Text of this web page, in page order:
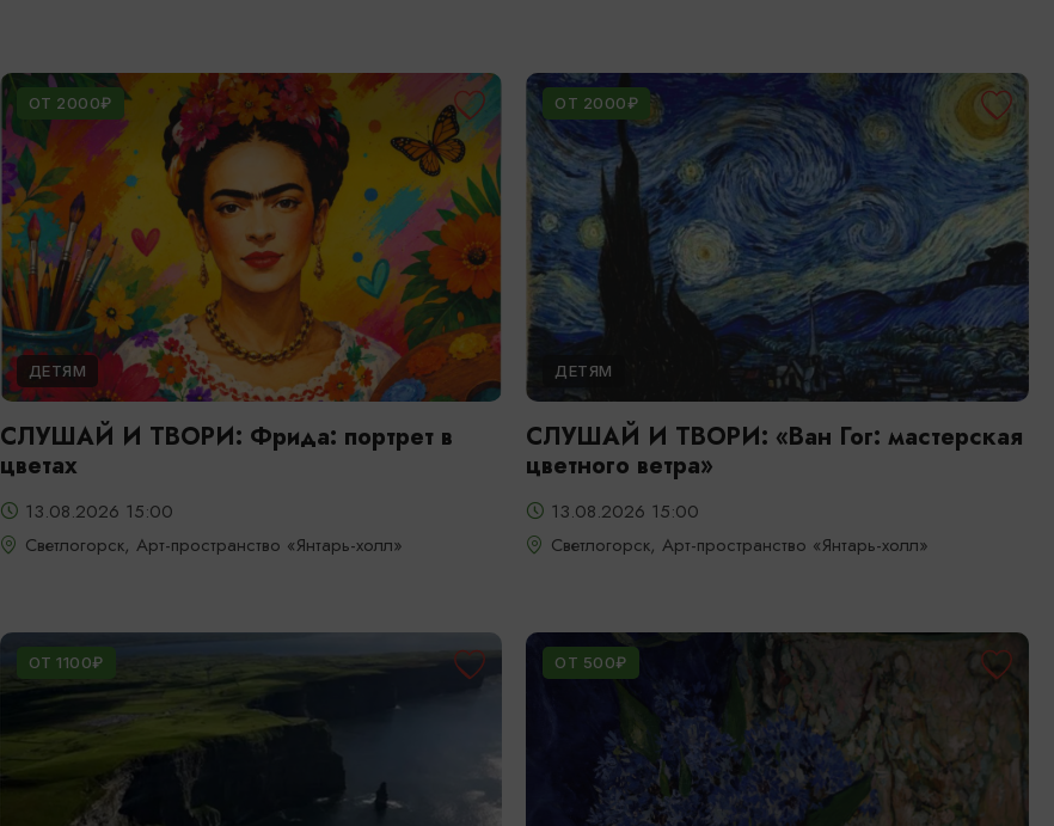
ОТ 2000₽
ДЕТЯМ
СЛУШАЙ И ТВОРИ: Фрида: портрет в
цветах
13.08.2026 15:00
Светлогорск, Арт-пространство «Янтарь-холл»
ОТ 2000₽
ДЕТЯМ
СЛУШАЙ И ТВОРИ: «Ван Гог: мастерская
цветного ветра»
13.08.2026 15:00
Светлогорск, Арт-пространство «Янтарь-холл»
ОТ 1100₽ ОТ 500₽